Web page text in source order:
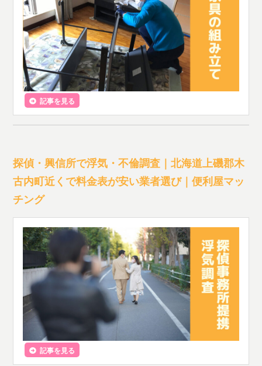
記事を見る
探偵・興信所で浮気・不倫調査｜北海道上磯郡木
古内町近くで料金表が安い業者選び｜便利屋マッ
チング
記事を見る